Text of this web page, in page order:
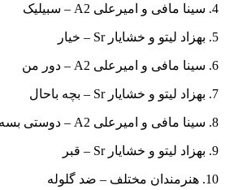
4. سینا مافی و امیرعلی A2 – سبیلیک
5. بهزاد لیتو و خشایار Sr – خیار
6. سینا مافی و امیرعلی A2 – دور من
7. بهزاد لیتو و خشایار Sr – بچه باحال
8. سینا مافی و امیرعلی A2 – دوستی بسه
9. بهزاد لیتو و خشایار Sr – قبر
10. هنرمندان مختلف – ضد گلوله